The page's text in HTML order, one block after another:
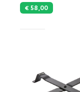
€ 58,00